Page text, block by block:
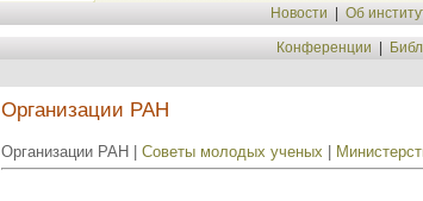
Новости Об
Конференции
Организации РАН
Организации РАН | Советы молодых ученых |